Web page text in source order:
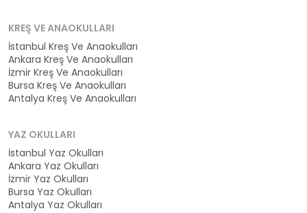
KREŞ VE ANAOKULLARI
İstanbul Kreş Ve Anaokulları
Ankara Kreş Ve Anaokulları
İzmir Kreş Ve Anaokulları
Bursa Kreş Ve Anaokulları
Antalya Kreş Ve Anaokulları
YAZ OKULLARI
İstanbul Yaz Okulları
Ankara Yaz Okulları
İzmir Yaz Okulları
Bursa Yaz Okulları
Antalya Yaz Okulları